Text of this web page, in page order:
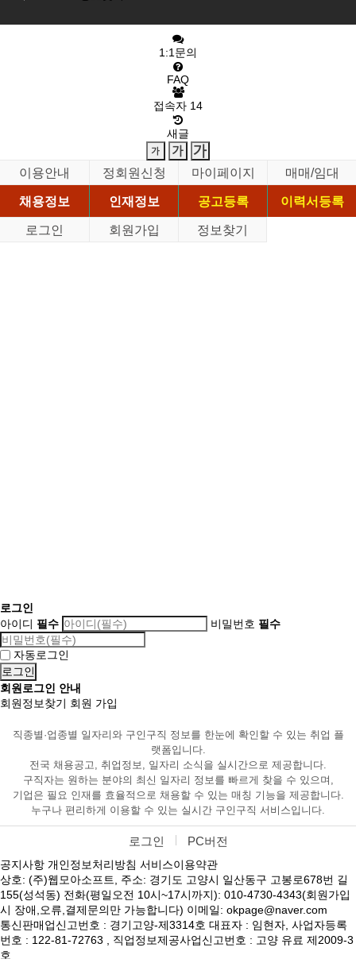
1:1문의
FAQ
접속자 14
새글
이용안내 정회원신청 마이페이지
매매/임대
채용정보
인재정보 공고등록
이력서등록
로그인
회원가입 정보찾기
로그인
아이디 필수 비밀번호 필수
자동로그인
회원로그인 안내
회원정보찾기 회원 가입
직종별·업종별 일자리와 구인구직 정보를 한눈에 확인할 수 있는 취업 플
랫폼입니다.
전국 채용공고, 취업정보, 일자리 소식을 실시간으로 제공합니다.
구직자는 원하는 분야의 최신 일자리 정보를 빠르게 찾을 수 있으며,
기업은 필요 인재를 효율적으로 채용할 수 있는 매칭 기능을 제공합니다.
누구나 편리하게 이용할 수 있는 실시간 구인구직 서비스입니다.
로그인 PC버전
공지사항 개인정보처리방침 서비스이용약관
상호: (주)웹모아소프트, 주소: 경기도 고양시 일산동구 고봉로678번 길
155(성석동) 전화(평일오전 10시~17시까지): 010-4730-4343(회원가입
시 장애,오류,결제문의만 가능합니다) 이메일: okpage@naver.com
통신판매업신고번호 : 경기고양-제3314호 대표자 : 임현자, 사업자등록
번호 : 122-81-72763 , 직업정보제공사업신고번호 : 고양 유료 제2009-3
호